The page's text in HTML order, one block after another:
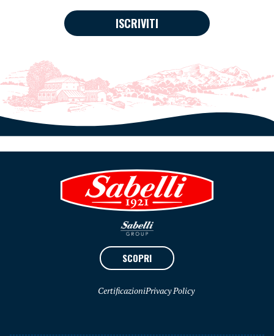
ISCRIVITI
SCOPRI
CertificazioniPrivacy Policy